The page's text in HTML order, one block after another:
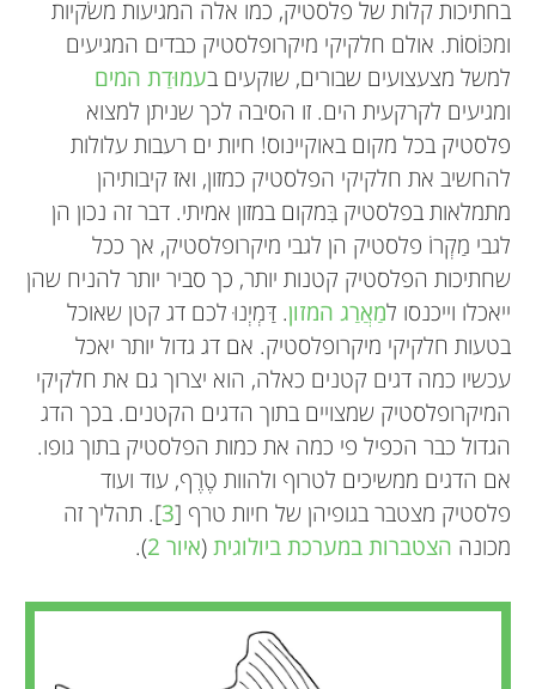
בחתיכות קלות של פלסטיק, כמו אלה המגיעות משׂקיות
ומכּוֹסוֹת. אולם חלקיקי מיקרופלסטיק כבדים המגיעים
למשל מצעצועים שבורים, שוקעים בעמוּדַת המים
ומגיעים לקרקעית הים. זו הסיבה לכך שניתן למצוא
פלסטיק בכל מקום באוקיינוס! חיות ים רעבות עלולות
להחשיב את חלקיקי הפלסטיק כמזון, ואז קיבותיהן
מתמלאות בפלסטיק בִּמקום במזון אמיתי. דבר זה נכון הן
לגבי מַקְרוֹ פלסטיק הן לגבי מיקרופלסטיק, אך ככל
שחתיכות הפלסטיק קטנות יותר, כך סביר יותר להניח שהן
ייאכלו וייכנסו למַאֲרַג המזון. דַּמְיְנוּ לכם דג קטן שאוכל
בטעות חלקיקי מיקרופלסטיק. אם דג גדול יותר יאכל
עכשיו כמה דגים קטנים כאלה, הוא יצרוך גם את חלקיקי
המיקרופלסטיק שמצויים בתוך הדגים הקטנים. בכך הדג
הגדול כבר הכפיל פי כמה את כמות הפלסטיק בתוך גופו.
אם הדגים ממשיכים לטרוף ולהוות טֶרֶף, עוד ועוד
פלסטיק מצטבר בגופיהן של חיות טרף [3]. תהליך זה
מכונה הצטברות במערכת ביולוגית(איור 2 ).